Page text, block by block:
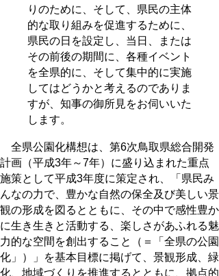
りのために、そして、県民の主体
的な取り組みを促進するために、
県民の日を設定し、当日、または
その前後の期間に、各種イベント
を全県的に、そして集中的に実施
してはどうかと考えるのでありま
すが、知事の御所見をお伺いいた
します。
全県公園化構想は、第6次鳥取県総合開発
計画（平成3年～7年）に盛り込まれた重点
施策として平成3年度に策定され、「県民み
んなの力で、豊かな自然の保全及び美しい景
観の形成を図るとともに、その中で感性豊か
に生き生きと活動する、楽しさがあふれる魅
力的な空間を創出すること（＝「全県の公園
化」）」を基本目標に掲げて、景観形成、緑
化、地域づくりを推進するとともに、拠点的